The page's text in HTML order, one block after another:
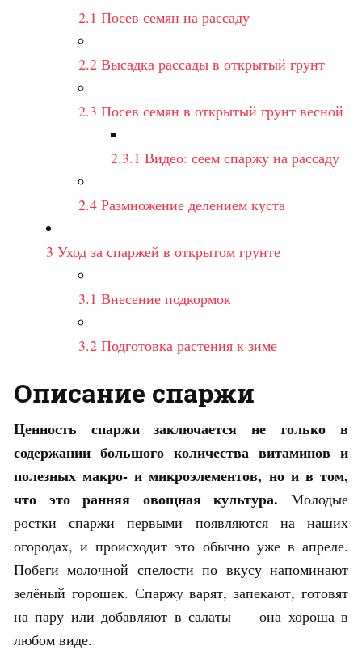
2.1 Посев семян на рассаду
2.2 Высадка рассады в открытый грунт
2.3 Посев семян в открытый грунт весной
2.3.1 Видео: сеем спаржу на рассаду
2.4 Размножение делением куста
3 Уход за спаржей в открытом грунте
3.1 Внесение подкормок
3.2 Подготовка растения к зиме
Описание спаржи
Ценность спаржи заключается не только в
содержании большого количества витаминов и
полезных макро- и микроэлементов, но и в том,
что это ранняя овощная культура. Молодые
ростки спаржи первыми появляются на наших
огородах, и происходит это обычно уже в апреле.
Побеги молочной спелости по вкусу напоминают
зелёный горошек. Спаржу варят, запекают, готовят
на пару или добавляют в салаты — она хороша в
любом виде.